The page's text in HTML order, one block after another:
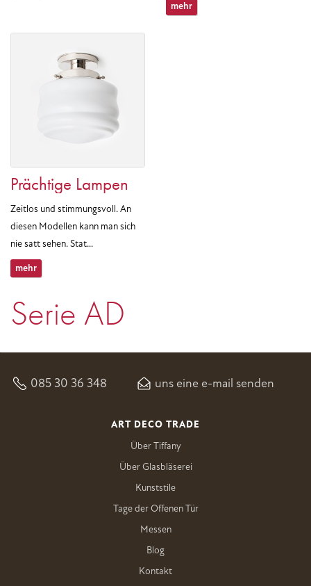
mehr
Prächtige Lampen
Zeitlos und stimmungsvoll. An
diesen Modellen kann man sich
nie satt sehen. Stat...
mehr
Serie AD
085 30 36 348 uns eine e-mail senden
ART DECO TRADE
Über Tiffany
Über Glasbläserei
Kunststile
Tage der Offenen Tür
Messen
Blog
Kontakt